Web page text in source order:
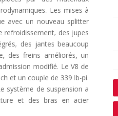
Les mises à
avec un nouveau splitter
refroidissement, des jupes
des jantes beaucoup
des freins améliorés, un
modifié. Le V8 de
et un couple de 339 lb-pi.
système de suspension a
et des bras en acier